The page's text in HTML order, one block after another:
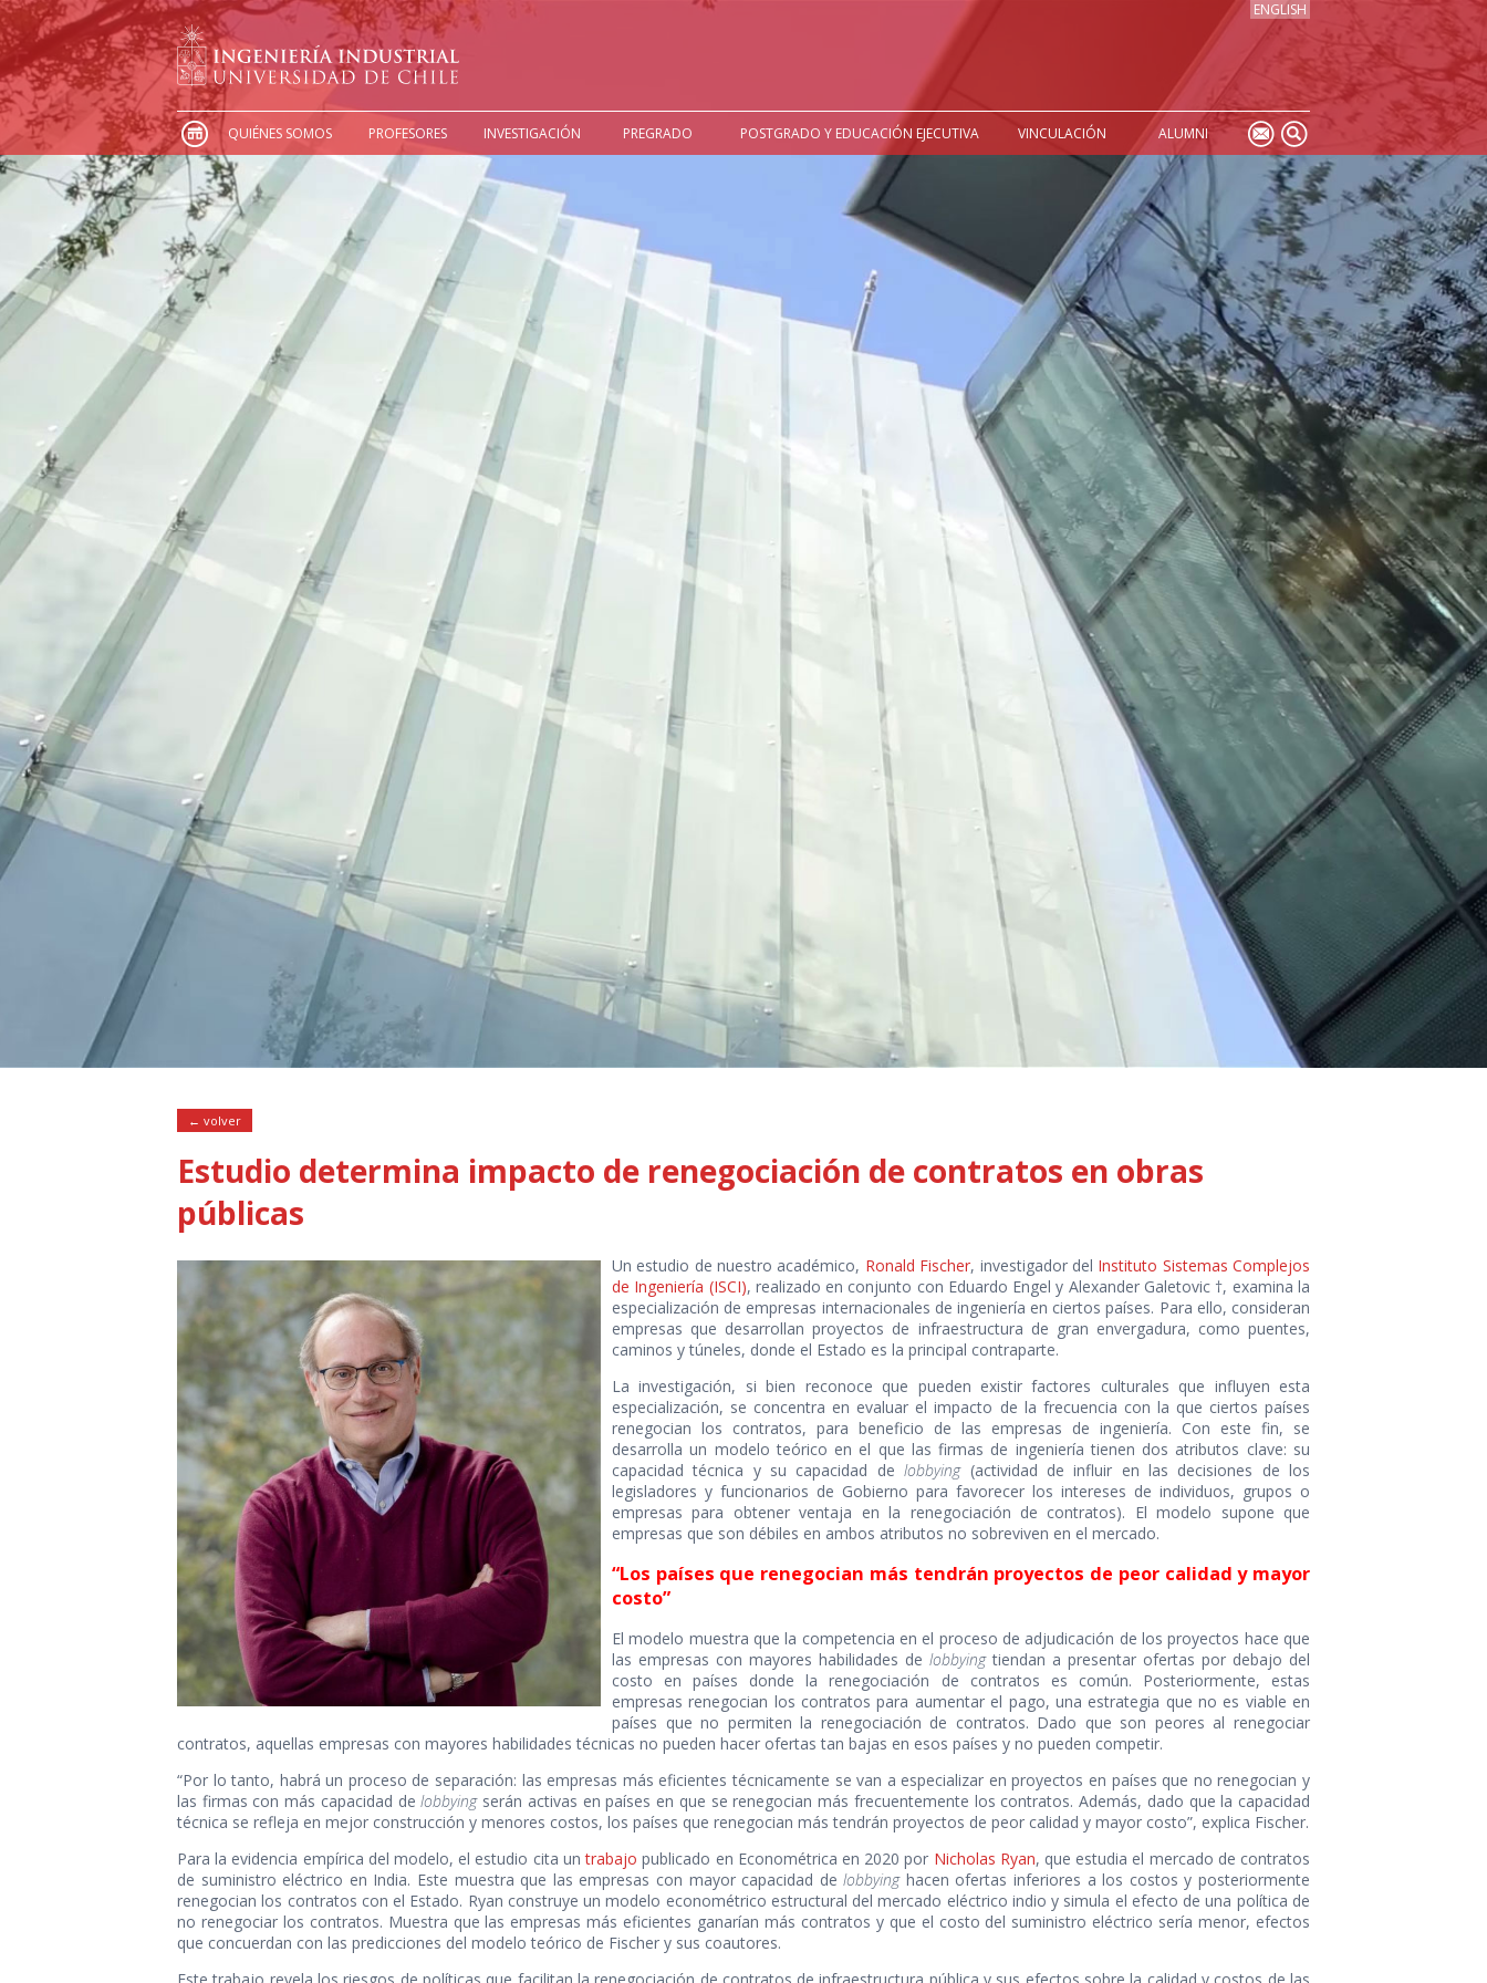
ENGLISH
QUIÉNES SOMOS PROFESORES INVESTIGACIÓN PREGRADO POSTGRADO Y EDUCACIÓN EJECUTIVA VINCULACIÓN ALUMNI
← volver
Estudio determina impacto de renegociación de contratos en obras
públicas
Un estudio de nuestro académico, Ronald Fischer, investigador del Instituto Sistemas Complejos
de Ingeniería (ISCI), realizado en conjunto con Eduardo Engel y Alexander Galetovic †, examina la
especialización de empresas internacionales de ingeniería en ciertos países. Para ello, consideran
empresas que desarrollan proyectos de infraestructura de gran envergadura, como puentes,
caminos y túneles, donde el Estado es la principal contraparte.
La investigación, si bien reconoce que pueden existir factores culturales que influyen esta
especialización, se concentra en evaluar el impacto de la frecuencia con la que ciertos países
renegocian los contratos, para beneficio de las empresas de ingeniería. Con este fin, se
desarrolla un modelo teórico en el que las firmas de ingeniería tienen dos atributos clave: su
capacidad técnica y su capacidad delobbying(actividad de influir en las decisiones de los
legisladores y funcionarios de Gobierno para favorecer los intereses de individuos, grupos o
empresas para obtener ventaja en la renegociación de contratos). El modelo supone que
empresas que son débiles en ambos atributos no sobreviven en el mercado.
“Los países que renegocian más tendrán proyectos de peor calidad y mayor
costo”
El modelo muestra que la competencia en el proceso de adjudicación de los proyectos hace que
las empresas con mayores habilidades de lobbyingtiendan a presentar ofertas por debajo del
costo en países donde la renegociación de contratos es común. Posteriormente, estas
empresas renegocian los contratos para aumentar el pago, una estrategia que no es viable en
países que no permiten la renegociación de contratos. Dado que son peores al renegociar
contratos, aquellas empresas con mayores habilidades técnicas no pueden hacer ofertas tan bajas en esos países y no pueden competir.
“Por lo tanto, habrá un proceso de separación: las empresas más eficientes técnicamente se van a especializar en proyectos en países que no renegocian y
las firmas con más capacidad delobbyingserán activas en países en que se renegocian más frecuentemente los contratos. Además, dado que la capacidad
técnica se refleja en mejor construcción y menores costos, los países que renegocian más tendrán proyectos de peor calidad y mayor costo”, explica Fischer.
Para la evidencia empírica del modelo, el estudio cita untrabajo publicado en Econométrica en 2020 por Nicholas Ryan, que estudia el mercado de contratos
de suministro eléctrico en India. Este muestra que las empresas con mayor capacidad delobbyinghacen ofertas inferiores a los costos y posteriormente
renegocian los contratos con el Estado. Ryan construye un modelo econométrico estructural del mercado eléctrico indio y simula el efecto de una política de
no renegociar los contratos. Muestra que las empresas más eficientes ganarían más contratos y que el costo del suministro eléctrico sería menor, efectos
que concuerdan con las predicciones del modelo teórico de Fischer y sus coautores.